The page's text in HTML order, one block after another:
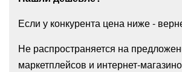
Если у конкурента цена ниже -
Не распространяется на
маркетплейсов и интернет-